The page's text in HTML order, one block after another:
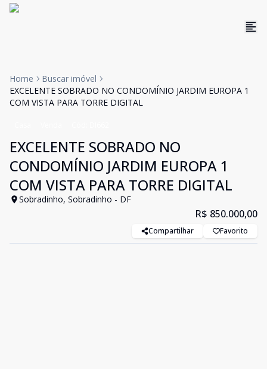
Home
Buscar imóvel
EXCELENTE SOBRADO NO CONDOMÍNIO JARDIM EUROPA 1
COM VISTA PARA TORRE DIGITAL
EXCELENTE SOBRADO NO
CONDOMÍNIO JARDIM EUROPA 1
COM VISTA PARA TORRE DIGITAL
Sobradinho, Sobradinho - DF
R$ 850.000,00
Compartilhar Favorito